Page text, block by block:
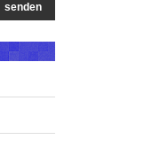
senden